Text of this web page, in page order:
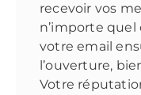
recevoir vos
n’importe quel
votre email
l’ouverture,
Votre